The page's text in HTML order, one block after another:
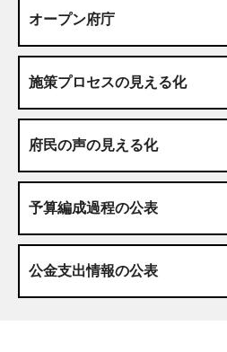
オープン府庁
施策プロセスの見える化
府民の声の見える化
予算編成過程の公表
公金支出情報の公表